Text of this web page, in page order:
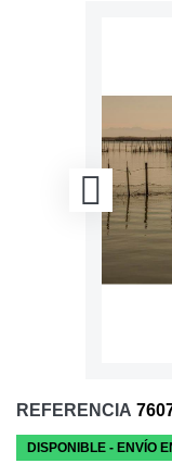
REFERENCIA
DISPONIBLE - ENVÍO